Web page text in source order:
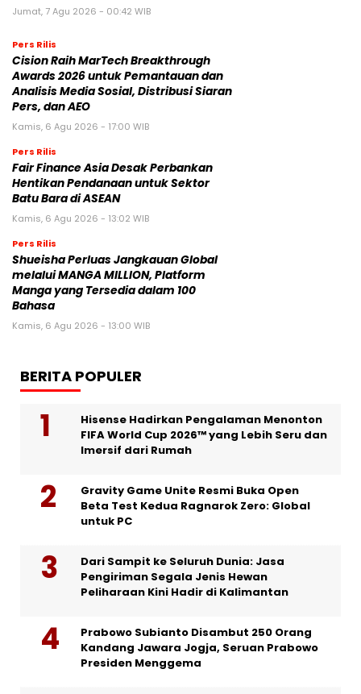
Jumat, 7 Agu 2026 - 00:42 WIB
Pers Rilis
Cision Raih MarTech Breakthrough
Awards 2026 untuk Pemantauan dan
Analisis Media Sosial, Distribusi Siaran
Pers, dan AEO
Kamis, 6 Agu 2026 - 17:00 WIB
Pers Rilis
Fair Finance Asia Desak Perbankan
Hentikan Pendanaan untuk Sektor
Batu Bara di ASEAN
Kamis, 6 Agu 2026 - 13:02 WIB
Pers Rilis
Shueisha Perluas Jangkauan Global
melalui MANGA MILLION, Platform
Manga yang Tersedia dalam 100
Bahasa
Kamis, 6 Agu 2026 - 13:00 WIB
BERITA POPULER
Hisense Hadirkan Pengalaman Menonton
FIFA World Cup 2026™ yang Lebih Seru dan
Imersif dari Rumah
Gravity Game Unite Resmi Buka Open
Beta Test Kedua Ragnarok Zero: Global
untuk PC
Dari Sampit ke Seluruh Dunia: Jasa
Pengiriman Segala Jenis Hewan
Peliharaan Kini Hadir di Kalimantan
Prabowo Subianto Disambut 250 Orang
Kandang Jawara Jogja, Seruan Prabowo
Presiden Menggema